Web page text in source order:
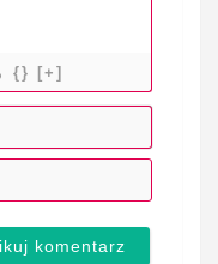
{} [+]
P
r
e
E
-